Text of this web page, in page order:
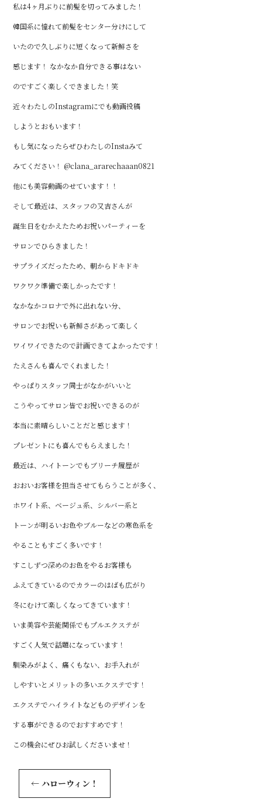
私は4ヶ月ぶりに前髪を切ってみました！
韓国系に憧れて前髪をセンター分けにして
いたので久しぶりに短くなって新鮮さを
感じます！ なかなか自分できる事はない
のですごく楽しくできました！笑
近々わたしのInstagramにでも動画投稿
しようとおもいます！
もし気になったらぜひわたしのInstaみて
みてください！ @clana_ararechaaan0821
他にも美容動画のせています！！
そして最近は、スタッフの又吉さんが
誕生日をむかえたためお祝いパーティーを
サロンでひらきました！
サプライズだったため、朝からドキドキ
ワクワク準備で楽しかったです！
なかなかコロナで外に出れない分、
サロンでお祝いも新鮮さがあって楽しく
ワイワイできたので計画できてよかったです！
たえさんも喜んでくれました！
やっぱりスタッフ同士がなかがいいと
こうやってサロン皆でお祝いできるのが
本当に素晴らしいことだと感じます！
プレゼントにも喜んでもらえました！
最近は、ハイトーンでもブリーチ履歴が
おおいお客様を担当させてもらうことが多く、
ホワイト系、ベージュ系、シルバー系と
トーンが明るいお色やブルーなどの寒色系を
やることもすごく多いです！
すこしずつ深めのお色をやるお客様も
ふえてきているのでカラーのはばも広がり
冬にむけて楽しくなってきています！
いま美容や芸能関係でもプルエクステが
すごく人気で話題になっています！
馴染みがよく、痛くもない、お手入れが
しやすいとメリットの多いエクステです！
エクステでハイライトなどものデザインを
する事ができるのでおすすめです！
この機会にぜひお試しくださいませ！
← ハローウィン！